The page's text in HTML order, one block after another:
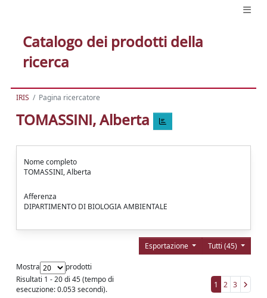
Catalogo dei prodotti della
ricerca
IRIS Pagina ricercatore
TOMASSINI, Alberta
Nome completo
TOMASSINI, Alberta
Afferenza
DIPARTIMENTO DI BIOLOGIA AMBIENTALE
Tutti (45)
Esportazione
Mostra
prodotti
Risultati 1 - 20 di 45 (tempo di
esecuzione: 0.053 secondi).
1 2 3